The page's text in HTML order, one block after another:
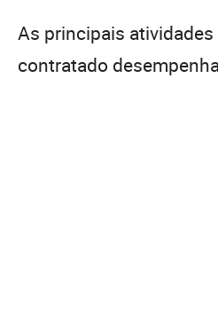
As principais
contratado